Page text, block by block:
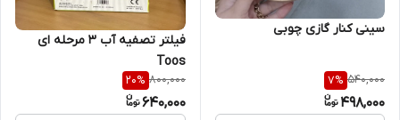
سینی کنار گازی چوبی
540,000
7%
498,000
فیلتر تصفیه آب ۳ مرحله ای
Toos
800,000
20%
640,000